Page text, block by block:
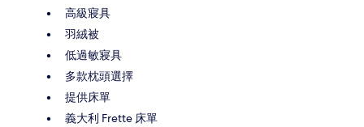
高級寢具
羽絨被
低過敏寢具
多款枕頭選擇
提供床單
義大利 Frette 床單